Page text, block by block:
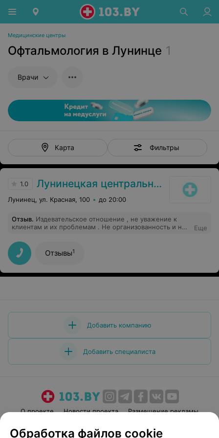
Медицинские центры
Офтальмология в Лунинце 1
Врачи
Карта Фильтры
1.0 Лунинецкая центральная районная поликлиника
Лунинец, ул. Красная, 100 до 20:00
Отзыв. Издевательское отношение , не уважение к
клиентам и их проблемам . Не организованность и не
Еще
Отзывы1
Добавить компанию
Добавить специалиста
О проекте Новости проекта
Размещение рекламы
Обработка файлов cookie